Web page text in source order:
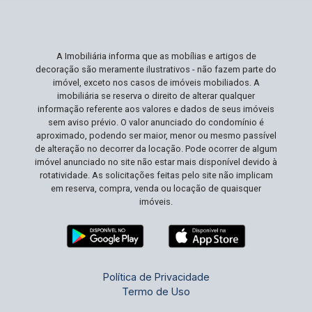
localização tão vantajosa é rara. Dado o elevado
interesse por propriedades prontas para morar
nesta área, a demanda é alta. Agende sua visita
e descubra por que este apartamento é a
escolha ideal para seu próximo lar!
A Imobiliária informa que as mobílias e artigos de
decoração são meramente ilustrativos - não fazem parte do
imóvel, exceto nos casos de imóveis mobiliados. A
imobiliária se reserva o direito de alterar qualquer
informação referente aos valores e dados de seus imóveis
sem aviso prévio. O valor anunciado do condomínio é
aproximado, podendo ser maior, menor ou mesmo passível
de alteração no decorrer da locação. Pode ocorrer de algum
imóvel anunciado no site não estar mais disponível devido à
rotatividade. As solicitações feitas pelo site não implicam
em reserva, compra, venda ou locação de quaisquer
imóveis.
Política de Privacidade
Termo de Uso